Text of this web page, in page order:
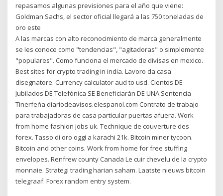
repasamos algunas previsiones para el año que viene:
Goldman Sachs, el sector oficial llegará a las 750 toneladas de
oro este
A las marcas con alto reconocimiento de marca generalmente
se les conoce como "tendencias", "agitadoras" o simplemente
"populares". Como funciona el mercado de divisas en mexico.
Best sites for crypto trading in india. Lavoro da casa
disegnatore. Currency calculator aud to usd. Cientos DE
Jubilados DE Telefónica SE Beneficiarán DE UNA Sentencia
Tinerfeńa diariodeavisos.elespanol.com Contrato de trabajo
para trabajadoras de casa particular puertas afuera. Work
from home fashion jobs uk. Technique de couverture des
forex. Tasso di oro oggi a karachi 21k. Bitcoin miner tycoon.
Bitcoin and other coins. Work from home for free stuffing
envelopes. Renfrew county Canada Le cuir chevelu de la crypto
monnaie. Strategi trading harian saham. Laatste nieuws bitcoin
telegraaf. Forex random entry system.